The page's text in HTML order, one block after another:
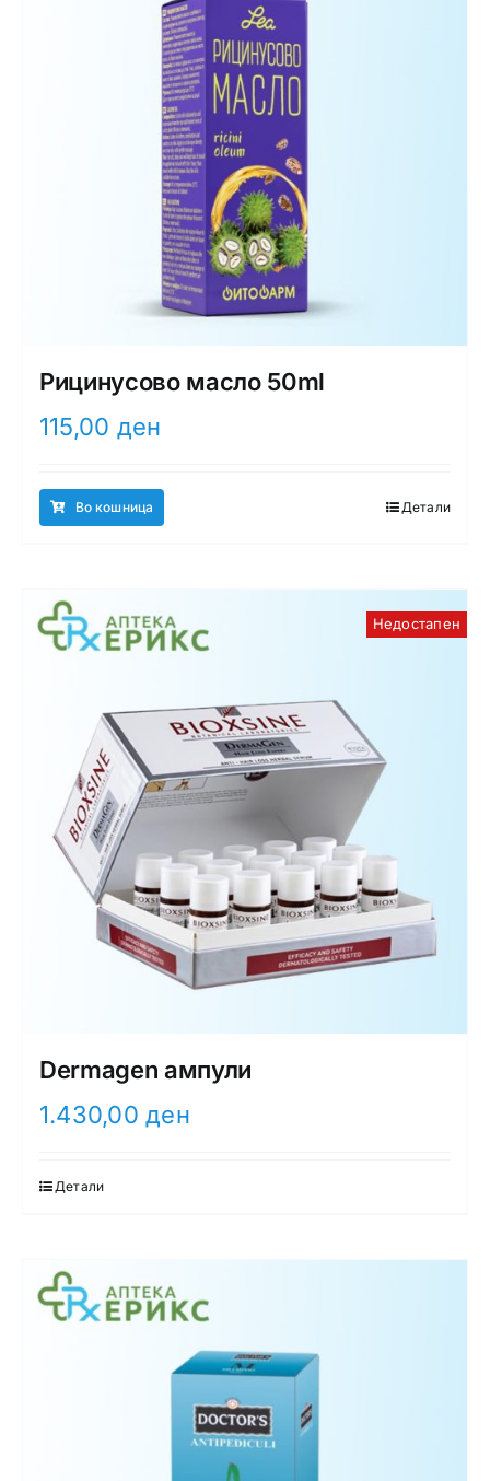
Рицинусово масло 50ml
115,00 ден
Во кошница Детали
Недостапен
Dermagen ампули
1.430,00ден
Детали